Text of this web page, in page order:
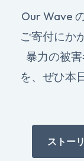
Our Wave
ご寄付にか
暴力の被
を、ぜひ本
ストー